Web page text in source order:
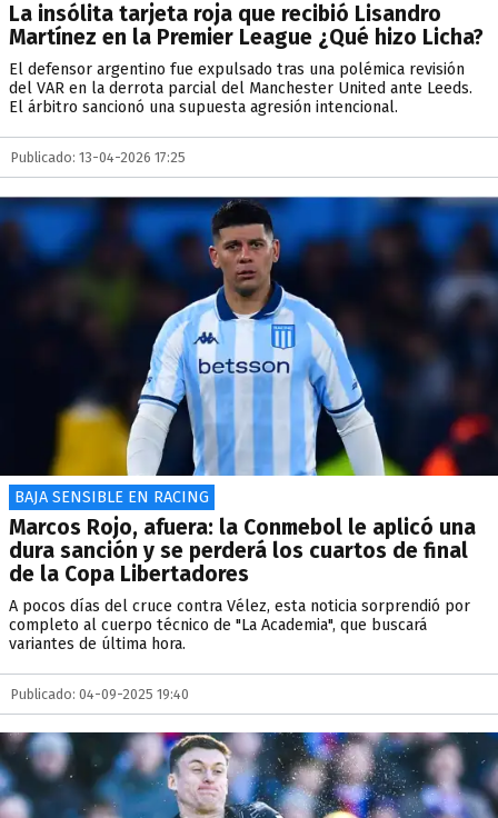
La insólita tarjeta roja que recibió Lisandro
Martínez en la Premier League ¿Qué hizo Licha?
El defensor argentino fue expulsado tras una polémica revisión
del VAR en la derrota parcial del Manchester United ante Leeds.
El árbitro sancionó una supuesta agresión intencional.
Publicado: 13-04-2026 17:25
BAJA SENSIBLE EN RACING
Marcos Rojo, afuera: la Conmebol le aplicó una
dura sanción y se perderá los cuartos de final
de la Copa Libertadores
A pocos días del cruce contra Vélez, esta noticia sorprendió por
completo al cuerpo técnico de "La Academia", que buscará
variantes de última hora.
Publicado: 04-09-2025 19:40